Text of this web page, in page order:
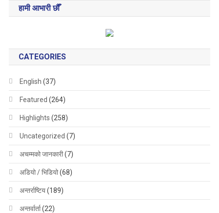
हामी आभारी छौँ
CATEGORIES
English (37)
Featured (264)
Highlights (258)
Uncategorized (7)
अचम्मको जानकारी(7)
अडियो / भिडियो(68)
अन्तर्राष्टिय(189)
अन्तर्वार्ता(22)